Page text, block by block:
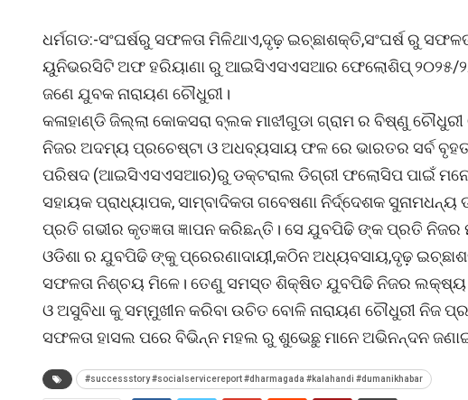
ଧର୍ମଗଡ:-ସଂଘର୍ଷରୁ ସଫଳତା ମିଳିଥାଏ,ଦୃଢ଼ ଇଚ୍ଛାଶକ୍ତି,ସଂଘର୍ଷ ରୁ
ୟୁନିଭରସିଟି ଅଫ ହରିୟାଣା ରୁ ଆଇସିଏସଏସଆର ଫେଲୋଶିପ୍ ୨୦୨୫/
ଜଣେ ଯୁବକ ନାରାୟଣ ଚୌଧୁରୀ।
କଳାହାଣ୍ଡି ଜିଲ୍ଲା କୋକସରା ବ୍ଲକ ମାଝୀଗୁଡା ଗ୍ରାମ ର ବିଷ୍ଣୁ
ନିଜର ଅଦମ୍ୟ ପ୍ରଚେଷ୍ଟା ଓ ଅଧବ୍ୟସାୟ ଫଳ ରେ ଭାରତର ସର୍ବ ବୃହତ୍
ପରିଷଦ (ଆଇସିଏସଏସଆର)ରୁ ଡକ୍ଟରାଲ ଡିଗ୍ରୀ ଫଲୋସିପ ପାଇଁ
ସହାୟକ ପ୍ରାଧ୍ୟାପକ, ସାମ୍ବାଦିକତା ଗବେଷଣା ନିର୍ଦ୍ଦେଶକ
ପ୍ରତି ଗଭୀର କୃତଜ୍ଞତା ଜ୍ଞାପନ କରିଛନ୍ତି। ସେ ଯୁବପିଢି ଙ୍କ ପ୍ରତି
ଓଡିଶା ର ଯୁବପିଢି ଙ୍କୁ ପ୍ରେରଣାଦାୟୀ,କଠିନ ଅଧ୍ୟବସାୟ,ଦୃଢ଼
ସଫଳତା ନିଶ୍ଚୟ ମିଳେ। ତେଣୁ ସମସ୍ତ ଶିକ୍ଷିତ ଯୁବପିଢି ନିଜର ଲକ୍ଷ୍ୟ
ଓ ଅସୁବିଧା କୁ ସମ୍ମୁଖୀନ କରିବା ଉଚିତ ବୋଳି ନାରାୟଣ ଚୌଧୁରୀ ନିଜ
ସଫଳତା ହାସଲ ପରେ ବିଭିନ୍ନ ମହଲ ରୁ ଶୁଭେଛୁ ମାନେ ଅଭିନନ୍ଦନ
#successstory #socialservicereport #dharmagada #kalahandi #dumanikhabar